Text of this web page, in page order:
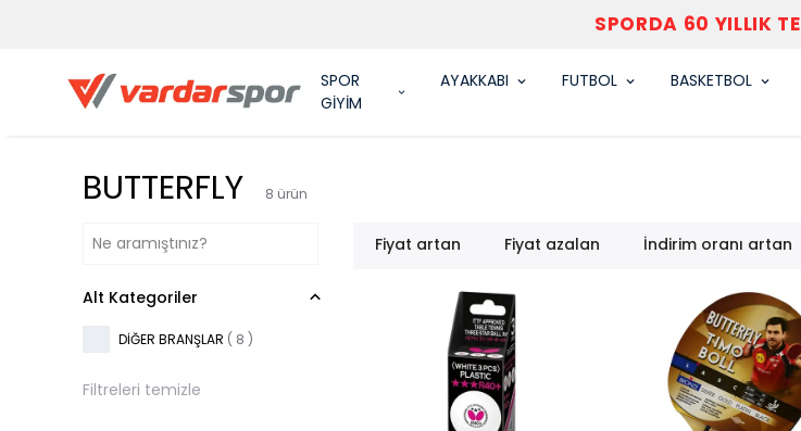
VARDAR SPOR
SPOR
GİYİM
AYAKKABI FUTBOL BASKETBOL
BUTTERFLY 8 ürün
Fiyat artan Fiyat azalan İndirim oranı artan
Alt Kategoriler
DİĞER BRANŞLAR ( 8 )
Filtreleri temizle